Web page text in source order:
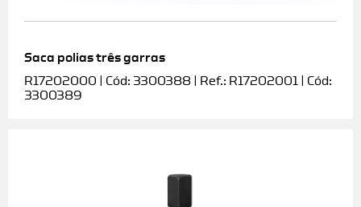
Saca polias três garras
R17202000 | Cód: 3300388 | Ref.: R17202001 | Cód:
3300389